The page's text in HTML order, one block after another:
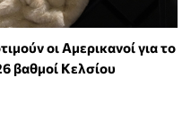
οι Αμερικανοί για το
βαθμοί Κελσίου